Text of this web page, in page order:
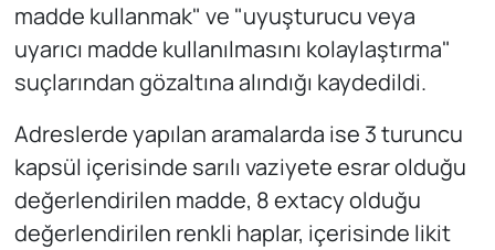
madde kullanmak" ve "uyuşturucu veya
uyarıcı madde kullanılmasını kolaylaştırma"
suçlarından gözaltına alındığı kaydedildi.
Adreslerde yapılan aramalarda ise 3 turuncu
kapsül içerisinde sarılı vaziyete esrar olduğu
değerlendirilen madde, 8 extacy olduğu
değerlendirilen renkli haplar, içerisinde likit